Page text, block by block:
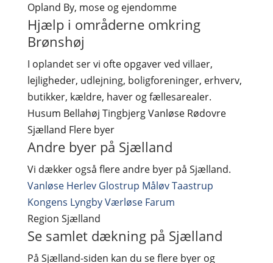
Opland By, mose og ejendomme
Hjælp i områderne omkring
Brønshøj
I oplandet ser vi ofte opgaver ved villaer,
lejligheder, udlejning, boligforeninger, erhverv,
butikker, kældre, haver og fællesarealer.
Husum Bellahøj TingbjergVanløse Rødovre
Sjælland Flere byer
Andre byer på Sjælland
Vi dækker også flere andre byer på Sjælland.
Vanløse Herlev Glostrup MåløvTaastrup
Kongens LyngbyVærløse Farum
Region Sjælland
Se samlet dækning på Sjælland
På Sjælland-siden kan du se flere byer og